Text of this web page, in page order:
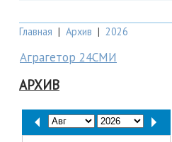
Главная | Архив | 2026
Аграгетор 24СМИ
АРХИВ